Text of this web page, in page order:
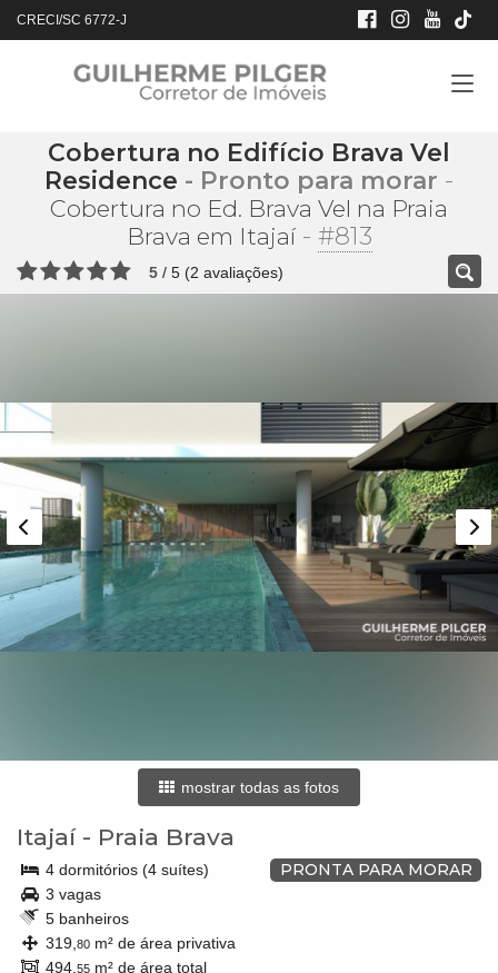
CRECI/SC 6772-J
Cobertura no Edifício Brava Vel
Residence - Pronto para morar -
Cobertura no Ed. Brava Vel na Praia
Brava em Itajaí- #813
5 / 5 (2 avaliações)
mostrar todas as fotos
Itajaí- Praia Brava
PRONTA PARA MORAR
4 dormitórios (4 suítes)
3 vagas
5 banheiros
319, 80 m² de área privativa
494, 55 m² de área total